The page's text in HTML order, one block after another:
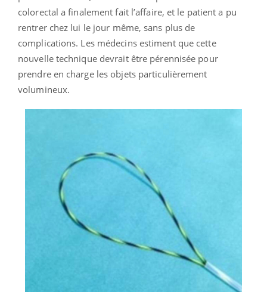
colorectal a finalement fait l’affaire, et le patient a pu
rentrer chez lui le jour même, sans plus de
complications. Les médecins estiment que cette
nouvelle technique devrait être pérennisée pour
prendre en charge les objets particulièrement
volumineux.